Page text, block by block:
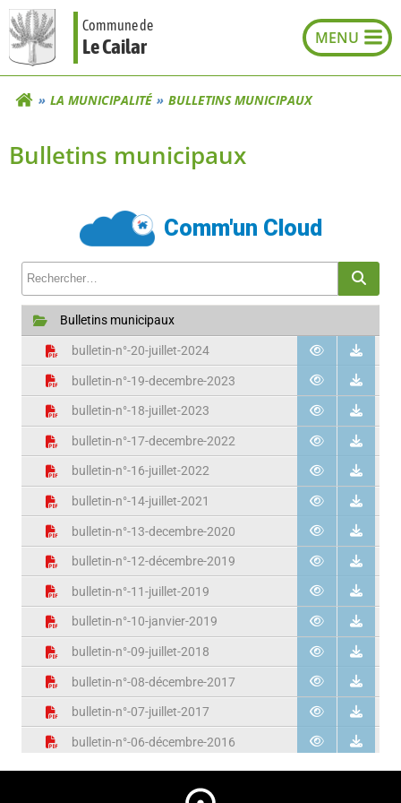
Aller
au
contenu
Commune de
Le Cailar
LA MUNICIPALITÉ BULLETINS MUNICIPAUX
Bulletins municipaux
Comm'un Cloud
Rechercher un fichier
Bulletins municipaux
bulletin-n°-20-juillet-2024
bulletin-n°-19-decembre-2023
bulletin-n°-18-juillet-2023
bulletin-n°-17-decembre-2022
bulletin-n°-16-juillet-2022
bulletin-n°-14-juillet-2021
bulletin-n°-13-decembre-2020
bulletin-n°-12-décembre-2019
bulletin-n°-11-juillet-2019
bulletin-n°-10-janvier-2019
bulletin-n°-09-juillet-2018
bulletin-n°-08-décembre-2017
bulletin-n°-07-juillet-2017
bulletin-n°-06-décembre-2016
bulletin-n°-05-juillet-2016